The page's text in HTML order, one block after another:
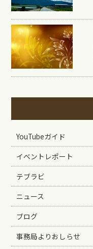
YouTubeガイド
イベントレポート
テブラビ
ニュース
ブログ
事務局よりおしらせ